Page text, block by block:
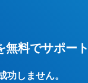
無料でサポー
しません。